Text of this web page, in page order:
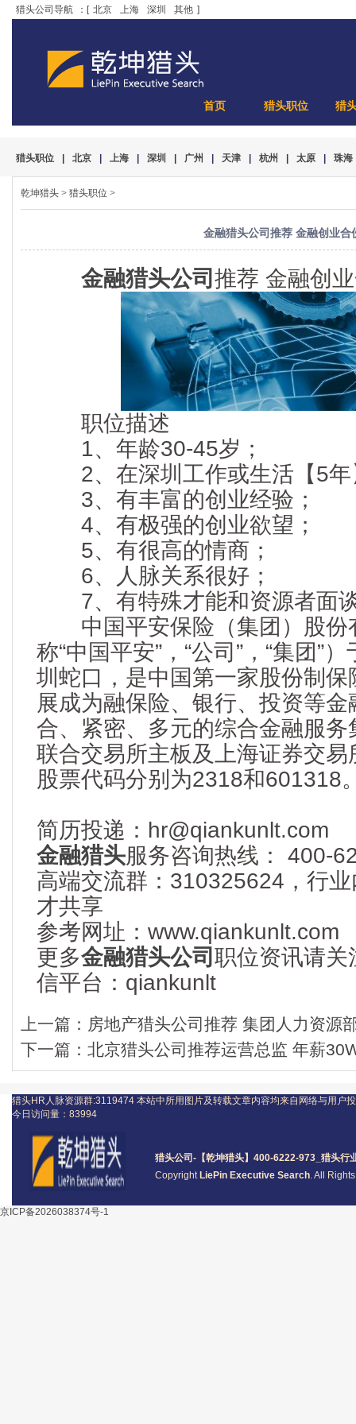
猎头公司导航 ：[ 北京 上海 深圳 其他 ]
首页 猎头职位 猎
猎头职位 北京 上海 深圳 广州 天津 杭州 太原 珠海
乾坤猎头 > 猎头职位 >
金融猎头公司推荐 金融创业合
金融猎头公司推荐 金融创
职位描述
1、年龄30-45岁；
2、在深圳工作或生活【5年
3、有丰富的创业经验；
4、有极强的创业欲望；
5、有很高的情商；
6、人脉关系很好；
7、有特殊才能和资源者面
中国平安保险（集团）股份
称“中国平安”，“公司”，“集团”
圳蛇口，是中国第一家股份制
展成为融保险、银行、投资等
合、紧密、多元的综合金融服
联合交易所主板及上海证券交
股票代码分别为2318和601318
简历投递：hr@qiankunlt.com
金融猎头服务咨询热线： 400-
高端交流群：310325624，行
才共享
参考网址：www.qiankunlt.com
更多金融猎头公司职位资讯请关
信平台：qiankunlt
上一篇： 房地产猎头公司推荐 集团人力资源
下一篇： 北京猎头公司推荐运营总监 年薪
猎头公司 -【乾坤猎头】400-6222-973_ 猎头行
Copyright LiePin Executive Search. All
猎头HR人脉资源群:3119474 本站中所用图片及转载文章内容均来自网络与用户
今日访问量： 83994
京ICP备2026038374号-1